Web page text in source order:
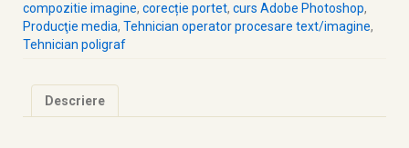
compozitie imagine, corecție portet, curs Adobe Photoshop,
Producţie media, Tehnician operator procesare text/imagine,
Tehnician poligraf
Descriere